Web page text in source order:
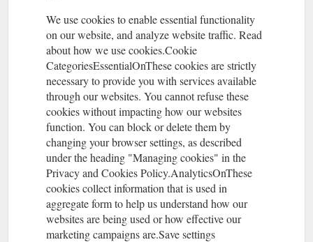
We use cookies to enable essential functionality
on our website, and analyze website traffic. Read
about how we use cookies.Cookie
CategoriesEssentialOnThese cookies are strictly
necessary to provide you with services available
through our websites. You cannot refuse these
cookies without impacting how our websites
function. You can block or delete them by
changing your browser settings, as described
under the heading "Managing cookies" in the
Privacy and Cookies Policy.AnalyticsOnThese
cookies collect information that is used in
aggregate form to help us understand how our
websites are being used or how effective our
marketing campaigns are.Save settings